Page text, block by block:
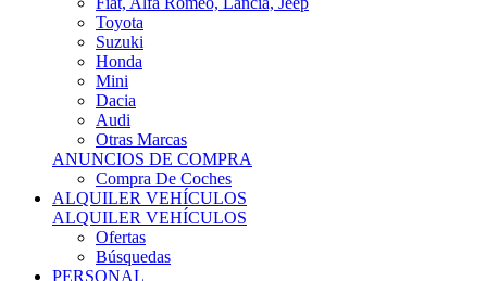
Toyota
Suzuki
Honda
Mini
Dacia
Audi
Otras Marcas
ANUNCIOS DE COMPRA
Compra De Coches
ALQUILER VEHÍCULOS
ALQUILER VEHÍCULOS
Ofertas
Búsquedas
PERSONAL